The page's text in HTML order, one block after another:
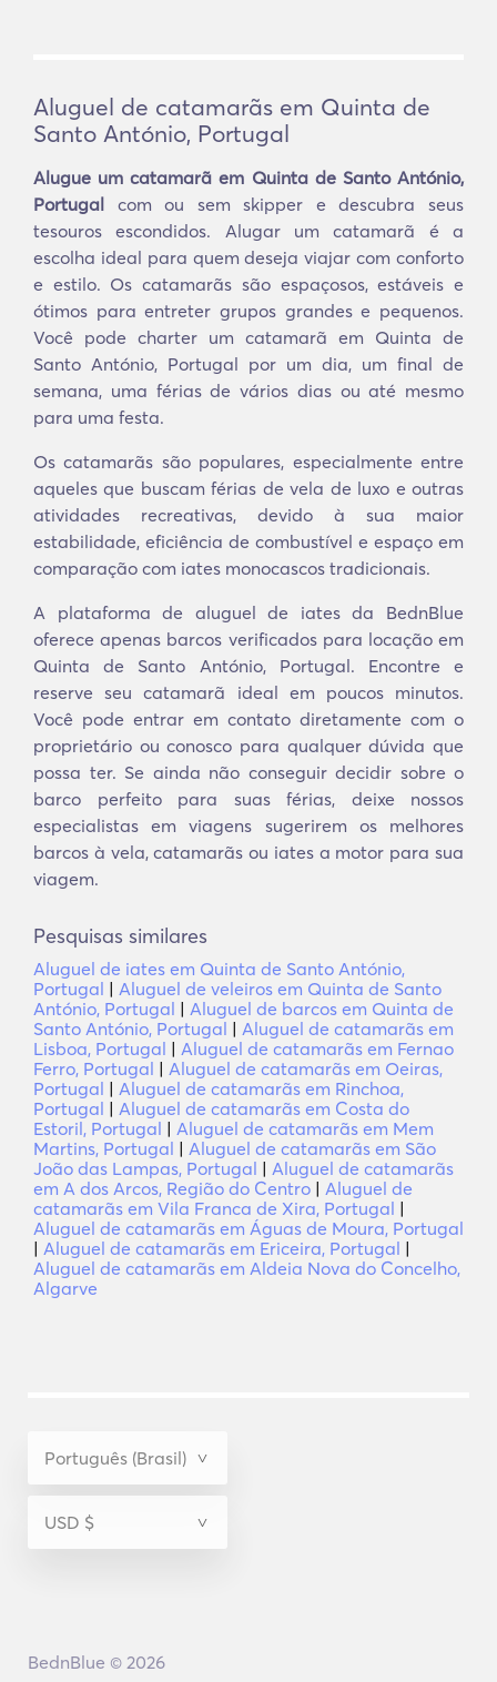
Aluguel de catamarãs em Quinta de
Santo António, Portugal
Alugue um catamarã em Quinta de Santo António,
Portugal com ou sem skipper e descubra seus
tesouros escondidos. Alugar um catamarã é a
escolha ideal para quem deseja viajar com conforto
e estilo. Os catamarãs são espaçosos, estáveis e
ótimos para entreter grupos grandes e pequenos.
Você pode charter um catamarã em Quinta de
Santo António, Portugal por um dia, um final de
semana, uma férias de vários dias ou até mesmo
para uma festa.
Os catamarãs são populares, especialmente entre
aqueles que buscam férias de vela de luxo e outras
atividades recreativas, devido à sua maior
estabilidade, eficiência de combustível e espaço em
comparação com iates monocascos tradicionais.
A plataforma de aluguel de iates da BednBlue
oferece apenas barcos verificados para locação em
Quinta de Santo António, Portugal. Encontre e
reserve seu catamarã ideal em poucos minutos.
Você pode entrar em contato diretamente com o
proprietário ou conosco para qualquer dúvida que
possa ter. Se ainda não conseguir decidir sobre o
barco perfeito para suas férias, deixe nossos
especialistas em viagens sugerirem os melhores
barcos à vela, catamarãs ou iates a motor para sua
viagem.
Pesquisas similares
Aluguel de iates em Quinta de Santo António,
Portugal | Aluguel de veleiros em Quinta de Santo
António, Portugal | Aluguel de barcos em Quinta de
Santo António, Portugal | Aluguel de catamarãs em
Lisboa, Portugal | Aluguel de catamarãs em Fernao
Ferro, Portugal | Aluguel de catamarãs em Oeiras,
Portugal | Aluguel de catamarãs em Rinchoa,
Portugal | Aluguel de catamarãs em Costa do
Estoril, Portugal | Aluguel de catamarãs em Mem
Martins, Portugal | Aluguel de catamarãs em São
João das Lampas, Portugal | Aluguel de catamarãs
em A dos Arcos, Região do Centro | Aluguel de
catamarãs em Vila Franca de Xira, Portugal |
Aluguel de catamarãs em Águas de Moura, Portugal
| Aluguel de catamarãs em Ericeira, Portugal |
Aluguel de catamarãs em Aldeia Nova do Concelho,
Algarve
BednBlue © 2026